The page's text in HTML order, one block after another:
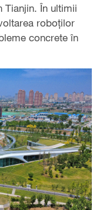
Tianjin. În ultimii
roboților
concrete în